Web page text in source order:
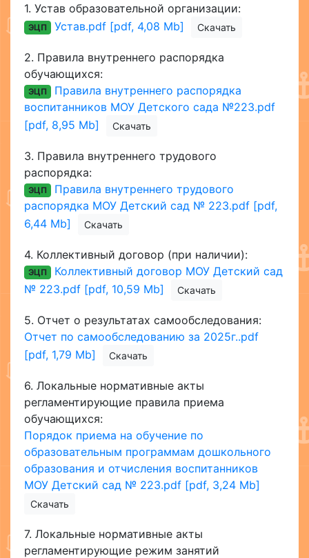
1. Устав образовательной организации:
ЭЦП Устав.pdf [pdf, 4,08 Mb] Скачать
2. Правила внутреннего распорядка
обучающихся:
ЭЦП
Правила внутреннего распорядка
воспитанников МОУ Детского сада №223.pdf
[pdf, 8,95 Mb]
Скачать
3. Правила внутреннего трудового
распорядка:
ЭЦП
Правила внутреннего трудового
распорядка МОУ Детский сад № 223.pdf [pdf,
6,44 Mb]
Скачать
4. Коллективный договор (при наличии):
ЭЦП
Коллективный договор МОУ Детский сад
№ 223.pdf [pdf, 10,59 Mb]
Скачать
5. Отчет о результатах самообследования:
Отчет по самообследованию за 2025г..pdf
[pdf, 1,79 Mb]
Скачать
6. Локальные нормативные акты
регламентирующие правила приема
обучающихся:
Порядок приема на обучение по
образовательным программам дошкольного
образования и отчисления воспитанников
МОУ Детский сад № 223.pdf [pdf, 3,24 Mb]
Скачать
7. Локальные нормативные акты
регламентирующие режим занятий